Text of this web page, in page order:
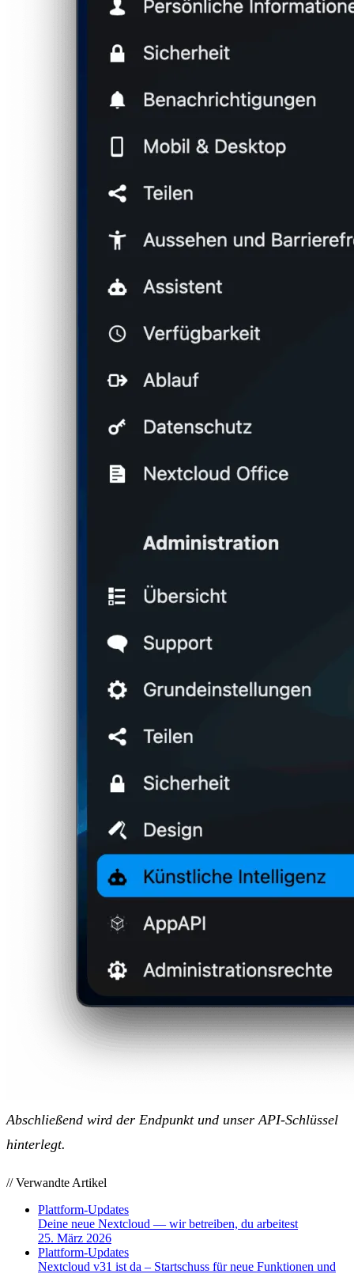
Abschließend wird der Endpunkt und unser API-Schlüssel
hinterlegt.
// Verwandte Artikel
Plattform-Updates
Deine neue Nextcloud — wir betreiben, du arbeitest
25. März 2026
Plattform-Updates
Nextcloud v31 ist da – Startschuss für neue Funktionen und